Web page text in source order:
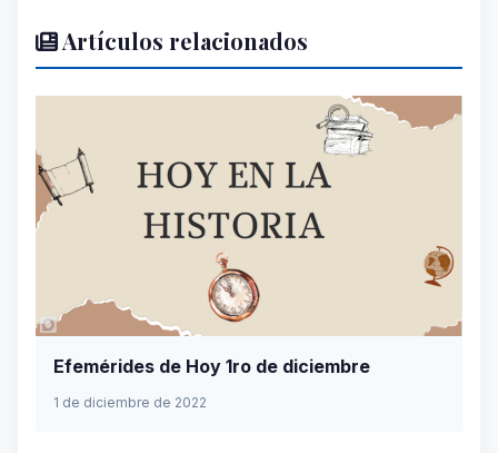
Artículos relacionados
Efemérides de Hoy 1ro de diciembre
1 de diciembre de 2022